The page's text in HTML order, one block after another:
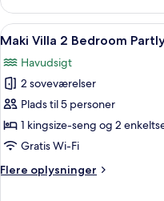
Land
View
Indlæs
alle
billeder
af
Maki
Villa
2
Partly
6
Maki Villa 2 Bedroom
Havudsigt
2 soveværelser
Plads til 5 personer
1 kingsize-seng og 2
Gratis Wi-Fi
Flere oplysninger
Flere